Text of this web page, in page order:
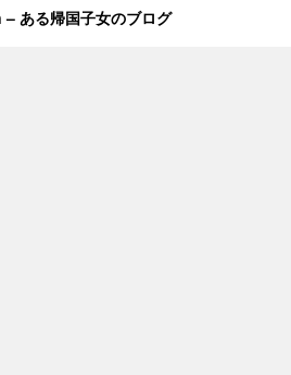
ある帰国子女のブログ